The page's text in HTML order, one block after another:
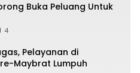
Buka Peluang Untuk
4
Pelayanan di
Maybrat Lumpuh